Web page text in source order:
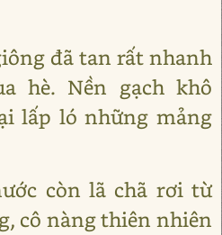
đã tan rất nhanh
hè. Nền gạch khô
lấp ló những mảng
còn lã chã rơi từ
cô nàng thiên nhiên